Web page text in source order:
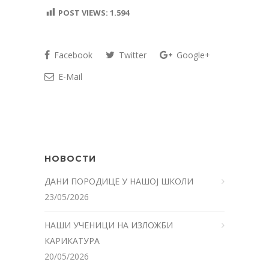
POST VIEWS: 1.594
Facebook Twitter
Google+
E-Mail
НОВОСТИ
ДАНИ ПОРОДИЦЕ У НАШОЈ ШКОЛИ
23/05/2026
НАШИ УЧЕНИЦИ НА ИЗЛОЖБИ
КАРИКАТУРА
20/05/2026